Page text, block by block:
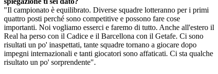
"Il campionato è equilibrato. Diverse squadre lotteranno per i primi
quattro posti perché sono competitive e possono fare cose
importanti. Noi vogliamo esserci e faremo di tutto. Anche all'estero il
Real ha perso con il Cadice e il Barcellona con il Getafe. Ci sono
risultati un po' inaspettati, tante squadre tornano a giocare dopo
impegni internazionali e tanti giocatori sono affaticati. Ci sta qualche
risultato un po' sorprendente".